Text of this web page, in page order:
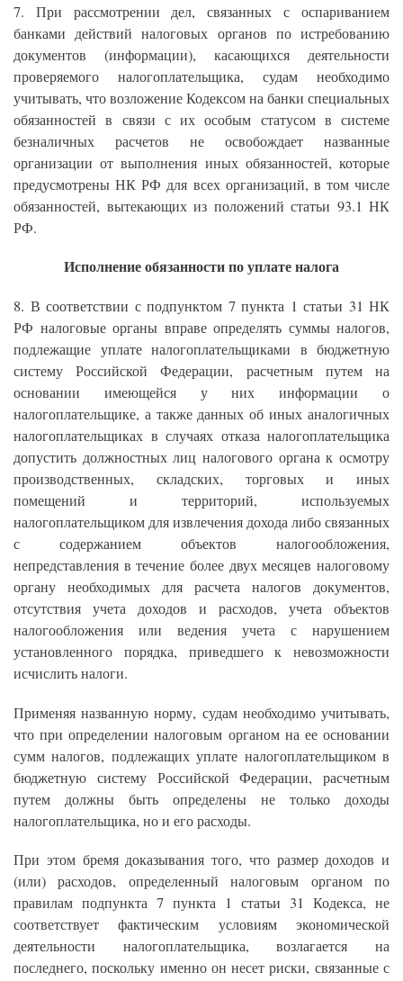
7. При рассмотрении дел, связанных с оспариванием
банками действий налоговых органов по истребованию
документов (информации), касающихся деятельности
проверяемого налогоплательщика, судам необходимо
учитывать, что возложение Кодексом на банки специальных
обязанностей в связи с их особым статусом в системе
безналичных расчетов не освобождает названные
организации от выполнения иных обязанностей, которые
предусмотрены НК РФ для всех организаций, в том числе
обязанностей, вытекающих из положений статьи 93.1 НК
РФ.
Исполнение обязанности по уплате налога
8. В соответствии с подпунктом 7 пункта 1 статьи 31 НК
РФ налоговые органы вправе определять суммы налогов,
подлежащие уплате налогоплательщиками в бюджетную
систему Российской Федерации, расчетным путем на
основании имеющейся у них информации о
налогоплательщике, а также данных об иных аналогичных
налогоплательщиках в случаях отказа налогоплательщика
допустить должностных лиц налогового органа к осмотру
производственных, складских, торговых и иных
помещений и территорий, используемых
налогоплательщиком для извлечения дохода либо связанных
с содержанием объектов налогообложения,
непредставления в течение более двух месяцев налоговому
органу необходимых для расчета налогов документов,
отсутствия учета доходов и расходов, учета объектов
налогообложения или ведения учета с нарушением
установленного порядка, приведшего к невозможности
исчислить налоги.
Применяя названную норму, судам необходимо учитывать,
что при определении налоговым органом на ее основании
сумм налогов, подлежащих уплате налогоплательщиком в
бюджетную систему Российской Федерации, расчетным
путем должны быть определены не только доходы
налогоплательщика, но и его расходы.
При этом бремя доказывания того, что размер доходов и
(или) расходов, определенный налоговым органом по
правилам подпункта 7 пункта 1 статьи 31 Кодекса, не
соответствует фактическим условиям экономической
деятельности налогоплательщика, возлагается на
последнего, поскольку именно он несет риски, связанные с